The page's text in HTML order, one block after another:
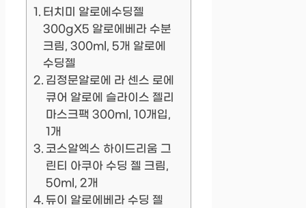
터치미 알로에수딩젤
300gX5 알로에베라 수분
크림, 300ml, 5개 알로에
수딩젤
김정문알로에 라 센스 로에
큐어 알로에 슬라이스 젤리
마스크팩 300ml, 10개입,
1개
코스알엑스 하이드리움 그
린티 아쿠아 수딩 젤 크림,
50ml, 2개
듀이 알로에베라 수딩 젤